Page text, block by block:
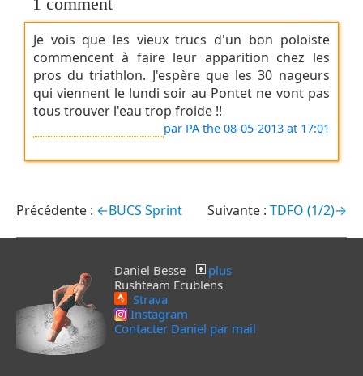
Je vois que les vieux trucs d'un bon poloiste
commencent à faire leur apparition chez les
pros du triathlon. J'espère que les 30 nageurs
qui viennent le lundi soir au Pontet ne vont pas
tous trouver l'eau trop froide !!
par PAthe 08-05-2013 at 17:01
←BUCS Sprint TDFO (1/2)→
Daniel Besse
plus
Rushteam Ecublens
Strava
Instagram
Contacter Daniel par mail